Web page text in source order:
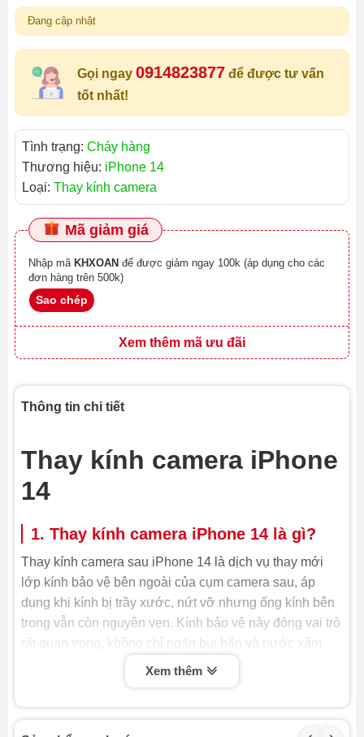
Đang cập nhật
Gọi ngay 0914823877 để được tư vấn
tốt nhất!
Tình trạng: Cháy hàng
Thương hiệu: iPhone 14
Loại: Thay kính camera
Mã giảm giá
Nhập mã KHXOAN
đơn hàng trên 500k)
Sao chép
Xem thêm mã ưu đãi
Thông tin chi tiết
Thay kính camera iPhone
14
1. Thay kính camera iPhone 14 là gì?
Thay kính camera sau iPhone 14 là dịch vụ thay mới
lớp kính bảo vệ bên ngoài của cụm camera sau, áp
dụng khi kính bị trầy xước, nứt vỡ nhưng ống kính bên
trong vẫn còn nguyên vẹn. Kính bảo vệ này đóng vai trò
rất quan trọng, không chỉ ngăn bụi bẩn và nước xâm
nhập mà còn đảm bảo chất lượng hình ảnh luôn sắc
nét. Do đó, khi kính camera bị hỏng, việc thay kính
camera iPhone là cần thiết để bảo vệ cụm camera và
duy trì chất lượng ảnh chụp.
Xem thêm